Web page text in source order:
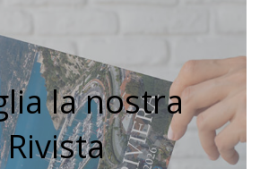
la nostra
Rivista